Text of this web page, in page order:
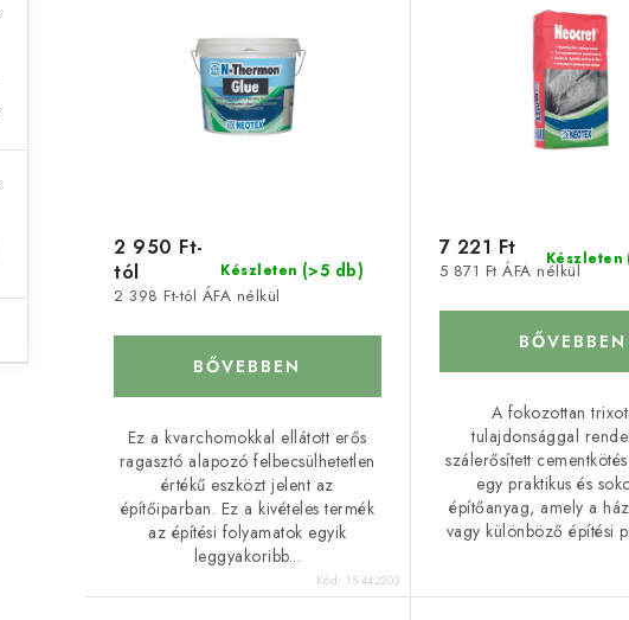
e
k
r
d
e
z
é
s
e
Készleten (>5 db)
2 398 Ft-tól ÁFA nélkül
2 950 Ft-
tól
BŐVEBBEN
Ez a kvarchomokkal ellátott erős
ragasztó alapozó felbecsülhetetlen
értékű eszközt jelent az
építőiparban. Ez a kivételes termék
az építési folyamatok egyik
leggyakoribb...
Kód: 15-442203
Készleten
5 871 Ft ÁFA nélkül
7 221 Ft
BŐVEBBEN
A fokozottan
tulajdonsággal
szálerősített
egy praktikus és
építőanyag, amely a
vagy különböző építési